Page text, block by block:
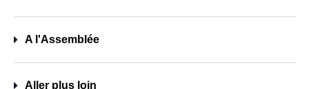
A l'Assemblée
Aller plus loin